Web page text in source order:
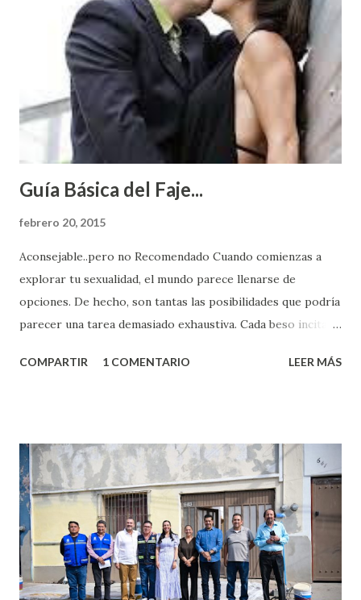
Guía Básica del Faje...
febrero 20, 2015
Aconsejable..pero no Recomendado Cuando comienzas a
explorar tu sexualidad, el mundo parece llenarse de
opciones. De hecho, son tantas las posibilidades que podría
parecer una tarea demasiado exhaustiva. Cada beso incita
partes de ti que jamás hubieras imaginado. El problema es
conoces ni la mitad de lo que deberías saber. Pero incluso
quienes ya han tenido relaciones sexuales no son expertos
o expertas en el tema. Siempre hay algo nuevo que
aprender y nuevas experiencias que conocer. Si eres una
chica y aún no has tenido relaciones sexuales, tal vez
pienses que el sexo será increíble y no puedas esperar para
experimentarlo, pero como cualquier persona con
COMPARTIR 1 COMENTARIO LEER MÁS